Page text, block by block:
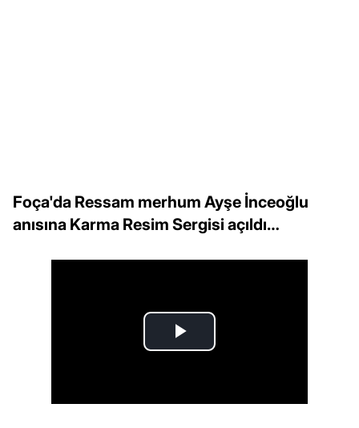
Foça'da Ressam merhum Ayşe İnceoğlu
anısına Karma Resim Sergisi açıldı…